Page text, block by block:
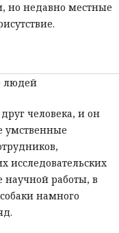
но недавно местные
людей
человека, и он
умственные
исследовательских
научной работы, в
намного